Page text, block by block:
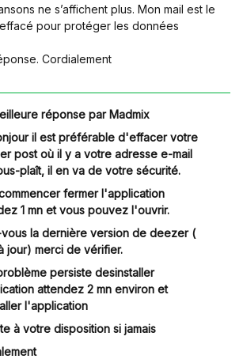
ne s’affichent plus. Mon mail est le
pour protéger les données
Cordialement
réponse parMadmix
il est préférable d'effacer votre
post où il y a votre adresse e-mail
plaît, il en va de votre sécurité.
fermer l'application
1 mn et vous pouvez l'ouvrir.
la dernière version de deezer (
jour) merci de vérifier.
persiste desinstaller
attendez 2 mn environ et
l'application
à votre disposition si jamais